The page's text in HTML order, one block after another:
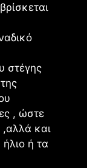
στέγης
, ώστε
,αλλά και
ή τα